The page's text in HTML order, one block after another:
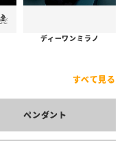
ディーワンミラノ
すべて見る
ペンダント